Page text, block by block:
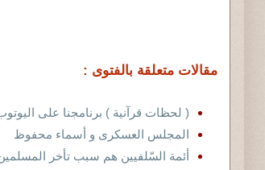
مقالات متعلقة بالفتوى :
( لحظات قرآنية ) برنامجنا على
المجلس العسكرى و أسماء محفوظ
أئمة السّلفيين هم سبب تأخر